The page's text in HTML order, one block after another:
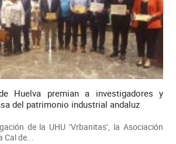
Huelva premian a investigadores y
del patrimonio industrial andaluz
de la UHU ‘Vrbanitas’, la Asociación
Cal de...